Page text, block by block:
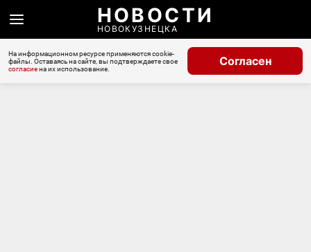
НОВОСТИ
НОВОКУЗНЕЦКА
На информационном ресурсе применяются cookie-
файлы. Оставаясь на сайте, вы подтверждаете свое
согласиена их использование.
Согласен